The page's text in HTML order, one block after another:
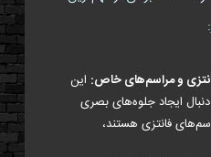
و مراسم‌های خاص: این
ایجاد جلوه‌های بصری
فانتزی هستند،